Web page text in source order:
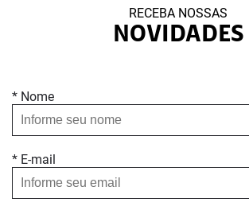
RECEBA NOSSAS
NOVIDADES
* Nome
* E-mail